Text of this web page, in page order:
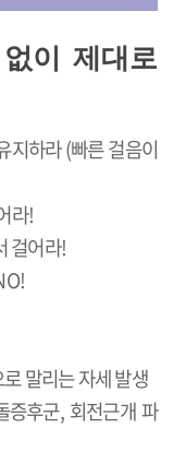
이 제대로
지하라 (빠른 걸음이
라!
걸어라!
말리는 자세 발생
증후군, 회전근개 파